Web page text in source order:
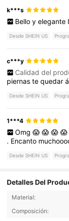
k***s
Bello y elegante
Desde SHEIN US
c***y
Calidad del
piernastequedar
Desde SHEIN US
1***4
Omg 😱 😱 😱 😱
. Encanto
Desde SHEIN US
Detalles Del
Material:
Composición: